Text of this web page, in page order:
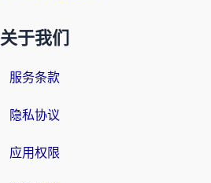
关于我们
服务条款
隐私协议
应用权限